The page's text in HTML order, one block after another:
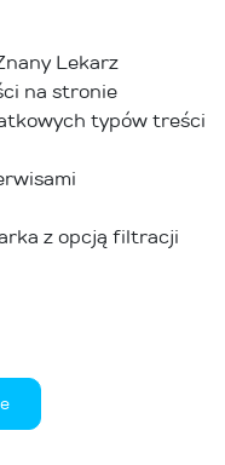
Lekarz
na stronie
typów treści
z opcją filtracji